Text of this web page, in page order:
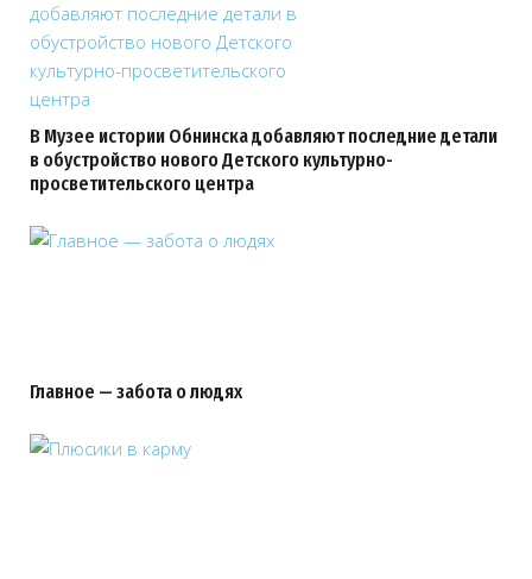
В Музее истории Обнинска добавляют последние детали
в обустройство нового Детского культурно-
просветительского центра
Главное — забота о людях